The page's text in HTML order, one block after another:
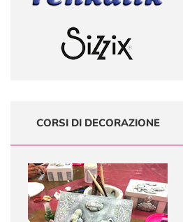
CORSI DI DECORAZIONE